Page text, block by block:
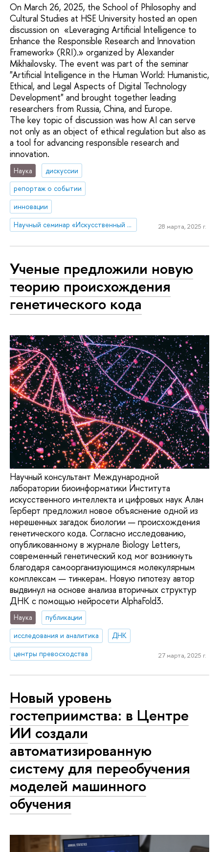
On March 26, 2025, the School of Philosophy and
Cultural Studies at HSE University hosted an open
discussion on «Leveraging Artificial Intelligence to
Enhance the Responsible Research and Innovation
Framework» (RRI).» organized by Alexander
Mikhailovsky. The event was part of the seminar
"Artificial Intelligence in the Human World: Humanistic,
Ethical, and Legal Aspects of Digital Technology
Development" and brought together leading
researchers from Russia, China, and Europe.
The key topic of discussion was how AI can serve
not only as an object of ethical regulation but also as
a tool for advancing responsible research and
innovation.
Наука
дискуссии
репортаж о событии
инновации
Научный семинар «Искусственный интеллект в мире людей: гуманистические, этические и правовые аспекты развития цифровых технологий»
28 марта, 2025 г.
Ученые предложили новую
теорию происхождения
генетического кода
Научный консультант Международной
лаборатории биоинформатики Института
искусственного интеллекта и цифровых наук Алан
Герберт предложил новое объяснение одной из
нерешенных загадок биологии — происхождения
генетического кода. Согласно исследованию,
опубликованному в журнале Biology Letters,
современный генетический код мог возникнуть
благодаря самоорганизующимся молекулярным
комплексам — тинкерам. Новую гипотезу автор
выдвинул на основе анализа вторичных структур
ДНК с помощью нейросети AlphaFold3.
Наука
публикации
исследования и аналитика
ДНК
центры превосходства
27 марта, 2025 г.
Новый уровень
гостеприимства: в Центре
ИИ создали
автоматизированную
систему для переобучения
моделей машинного
обучения